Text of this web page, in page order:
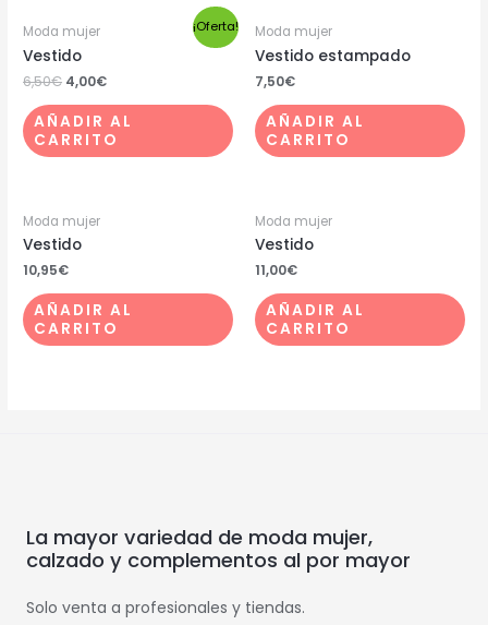
¡Oferta!
Moda mujer
Vestido
6,50€ 4,00€
AÑADIR AL
CARRITO
Moda mujer
Vestido estampado
7,50€
AÑADIR AL
CARRITO
Moda mujer
Vestido
10,95€
AÑADIR AL
CARRITO
Moda mujer
Vestido
11,00€
AÑADIR AL
CARRITO
La mayor variedad de moda mujer,
calzado y complementos al por mayor
Solo venta a profesionales y tiendas.